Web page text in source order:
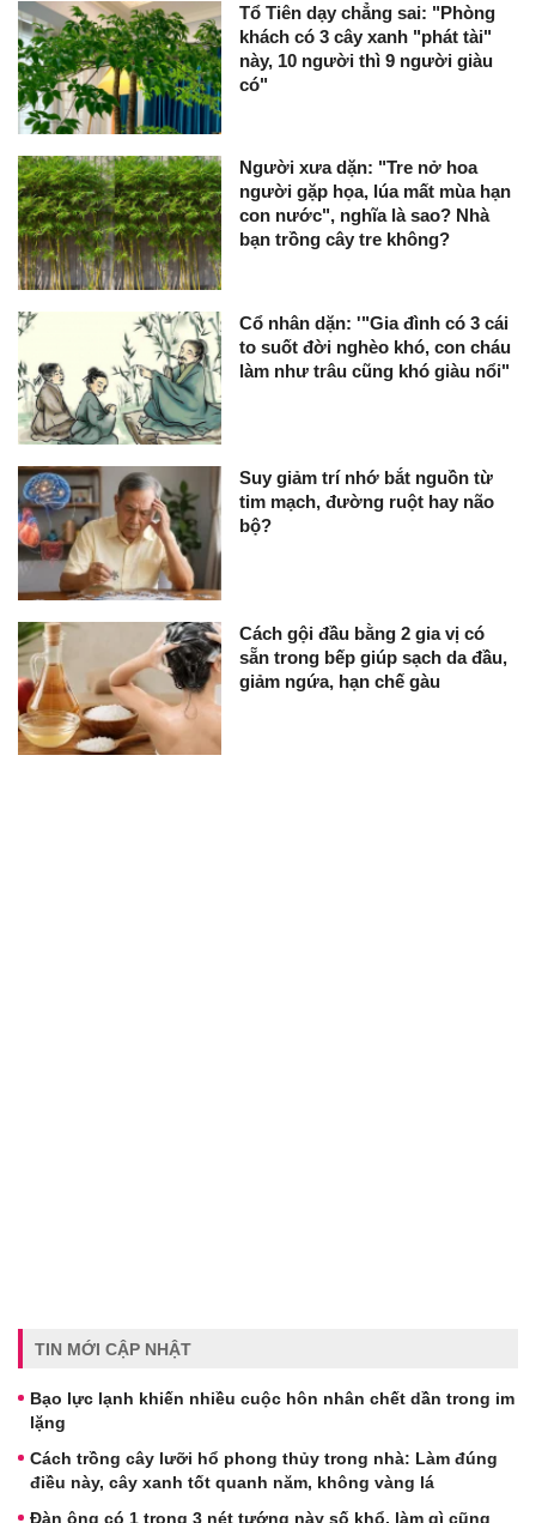
Tổ Tiên dạy chẳng sai: "Phòng
khách có 3 cây xanh "phát tài"
này, 10 người thì 9 người giàu
có"
Người xưa dặn: "Tre nở hoa
người gặp họa, lúa mất mùa hạn
con nước", nghĩa là sao? Nhà
bạn trồng cây tre không?
Cổ nhân dặn: '"Gia đình có 3 cái
to suốt đời nghèo khó, con cháu
làm như trâu cũng khó giàu nổi"
Suy giảm trí nhớ bắt nguồn từ
tim mạch, đường ruột hay não
bộ?
Cách gội đầu bằng 2 gia vị có
sẵn trong bếp giúp sạch da đầu,
giảm ngứa, hạn chế gàu
TIN MỚI CẬP NHẬT
Bạo lực lạnh khiến nhiều cuộc hôn nhân chết dần trong im
lặng
Cách trồng cây lưỡi hổ phong thủy trong nhà: Làm đúng
điều này, cây xanh tốt quanh năm, không vàng lá
Đàn ông có 1 trong 3 nét tướng này số khổ, làm gì cũng